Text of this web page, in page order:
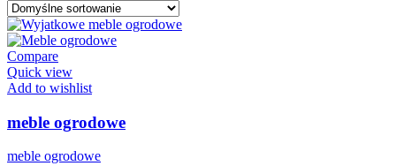
Compare
Quick view
Add to wishlist
meble ogrodowe
meble ogrodowe